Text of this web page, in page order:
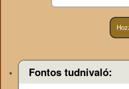
Fontos tudnivaló: